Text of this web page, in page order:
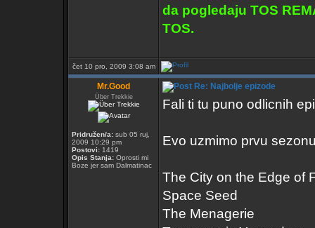
da pogledaju TOS
TOS.
čet 10 pro, 2009 3:08 am
Mr.Good
Über Trekkie
Pridružen/a: sub 05 ruj,
2009 10:29 pm
Postovi: 1419
Opis Stanja: Oprosti mi
Boze jer sam Dalmatinac
Re: Najbolje epizode
Fali ti tu puno odlicnih
Evo uzmimo prvu
The City on the Edge of
Space Seed
The Menagerie